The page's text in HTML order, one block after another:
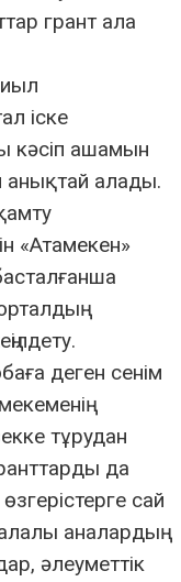
грант ала
іске
кәсіп ашамын
анықтай алады.
«Атамекен»
деген сенім
тұрудан
да
сай
аналардың
әлеуметтік